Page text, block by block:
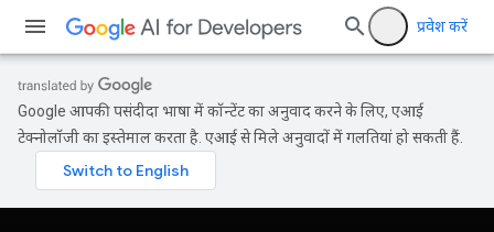
प्रवेश करें
Google आपकी पसंदीदा भाषा में कॉन्टेंट का अनुवाद करने के लिए, एआई
टेक्नोलॉजी का इस्तेमाल करता है. एआई से मिले अनुवादों में गलतियां हो सकती हैं.